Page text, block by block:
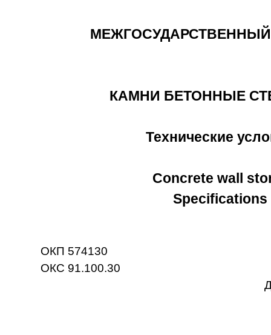
КАМНИ БЕТОННЫЕ
Технические
Concrete wall
Specifications
ОКП 574130
ОКС 91.100.30